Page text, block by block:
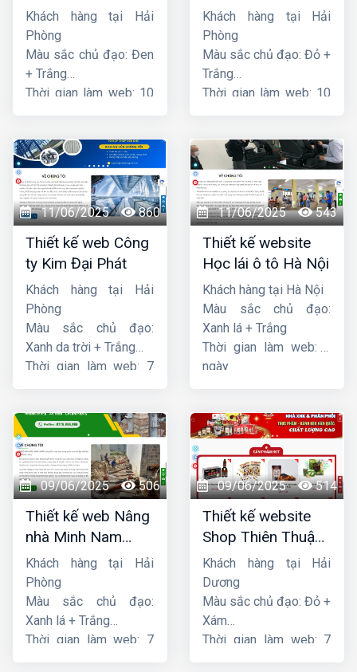
Khách hàng tại Hải
Phòng
Màu sắc chủ đạo: Đen
+ Trắng
Thời gian làm web: 10
nghệ PCCC Bắc Hà
Khách hàng tại Hải
Phòng
Màu sắc chủ đạo: Đỏ +
Trắng
Thời gian làm web: 10
11/06/2025 860
Thiết kế web Công
ty Kim Đại Phát
Khách hàng tại Hải
Phòng
Màu sắc chủ đạo:
Xanh da trời + Trắng
Thời gian làm web: 7
11/06/2025 543
Thiết kế website
Học lái ô tô Hà Nội
Khách hàng tại Hà Nội
Màu sắc chủ đạo:
Xanh lá + Trắng
Thời gian làm web: 7
ngày
09/06/2025 506
Thiết kế web Nâng
nhà Minh Nam
Hoàng
Khách hàng tại Hải
Phòng
Màu sắc chủ đạo:
Xanh lá + Trắng
Thời gian làm web: 7
09/06/2025 514
Thiết kế website
Shop Thiên Thuận
Phát
Khách hàng tại Hải
Dương
Màu sắc chủ đạo: Đỏ +
Xám
Thời gian làm web: 7